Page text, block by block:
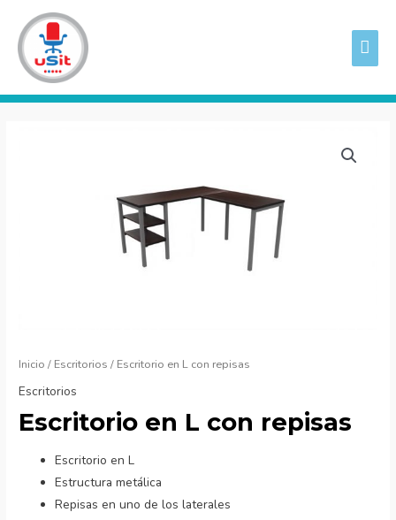
contenido
Inicio / Escritorios / Escritorio en L con repisas
Escritorios
Escritorio en L con repisas
Escritorio en L
Estructura metálica
Repisas en uno de los laterales